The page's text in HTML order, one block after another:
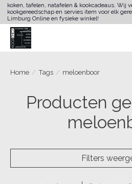
koken, tafelen, natafelen & kookcadeaus. Wij
kookgereedschap en servies item voor elk
Limburg Online en fysieke winkel!
Home / Tags / meloenboor
Producten
Filters